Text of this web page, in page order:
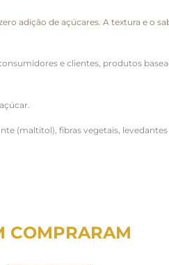
adição de açúcares. A textura e o
e clientes, produtos
(maltitol), fibras vegetais,
COMPRARAM